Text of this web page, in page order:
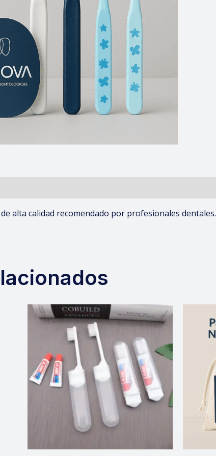
alta calidad recomendado por profesionales dentales.